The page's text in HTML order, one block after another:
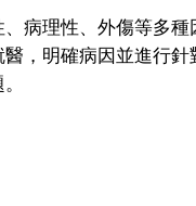
理性、外傷等多種
，明確病因並進行